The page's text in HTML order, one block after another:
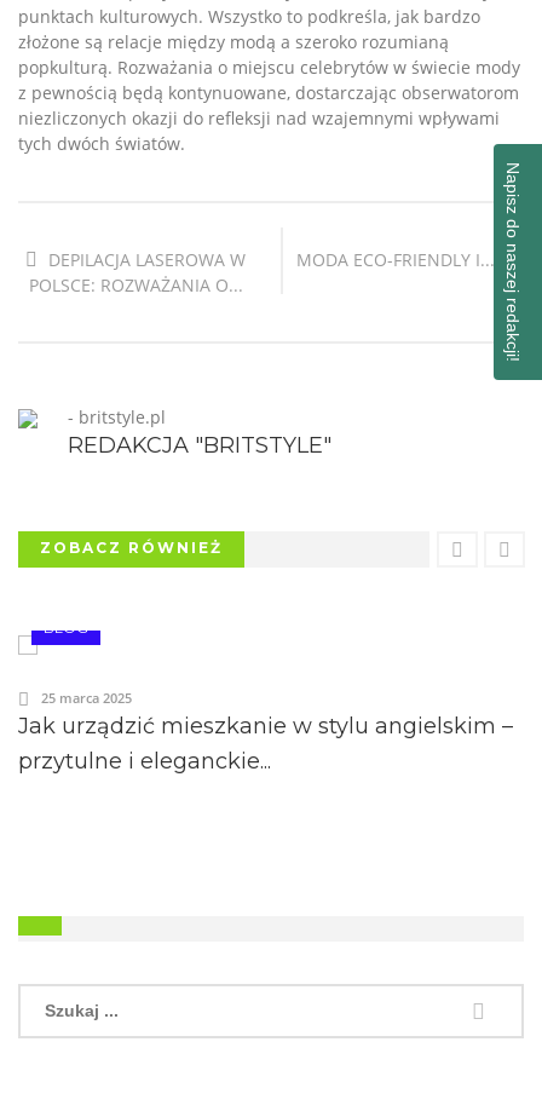
punktach kulturowych. Wszystko to podkreśla, jak bardzo
złożone są relacje między modą a szeroko rozumianą
popkulturą. Rozważania o miejscu celebrytów w świecie mody
z pewnością będą kontynuowane, dostarczając obserwatorom
niezliczonych okazji do refleksji nad wzajemnymi wpływami
tych dwóch światów.
DEPILACJA LASEROWA W
POLSCE: ROZWAŻANIA O...
MODA ECO-FRIENDLY I...
REDAKCJA "BRITSTYLE"
- britstyle.pl
ZOBACZ RÓWNIEŻ
BLOG
Jak urządzić mieszkanie w stylu angielskim –
przytulne i eleganckie...
25 marca 2025
Napisz do naszej redakcji!